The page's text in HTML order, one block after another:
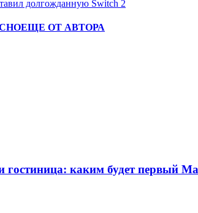
долгожданную Switch 2
ЕЩЕ ОТ АВТОРА
гостиница: каким будет первый